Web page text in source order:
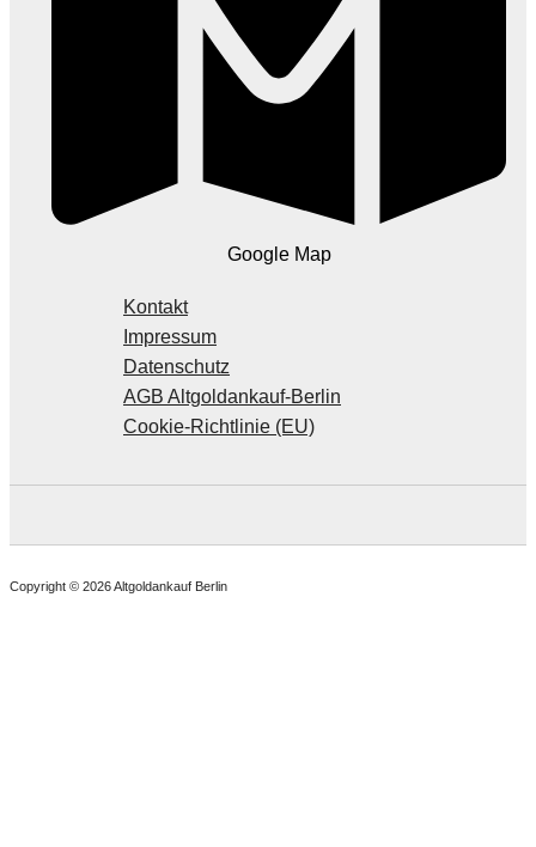
Google Map
Kontakt
Impressum
Datenschutz
AGB Altgoldankauf-Berlin
Cookie-Richtlinie (EU)
Copyright © 2026 Altgoldankauf Berlin